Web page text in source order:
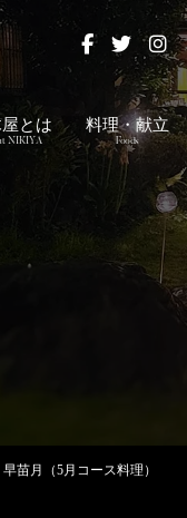
とは
NIKIYA
料理・献立
Foods
苗月（5月コース料理）